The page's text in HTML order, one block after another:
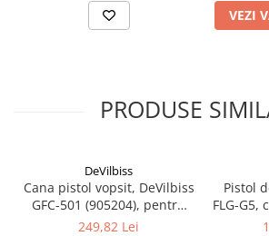
2.14 ORGANIZARE ATELIER
VEZI
PRODUSE
DeVilbiss
Cana pistol vopsit, DeVilbiss
GFC-501 (905204), pentru
pistol GTi Pro, FLG, GPG,
249,82 Lei
Pistol
FLG-G5,